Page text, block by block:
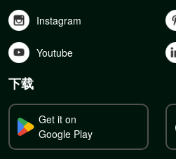
Instagram
Youtube
下载
Get it on
Google Play